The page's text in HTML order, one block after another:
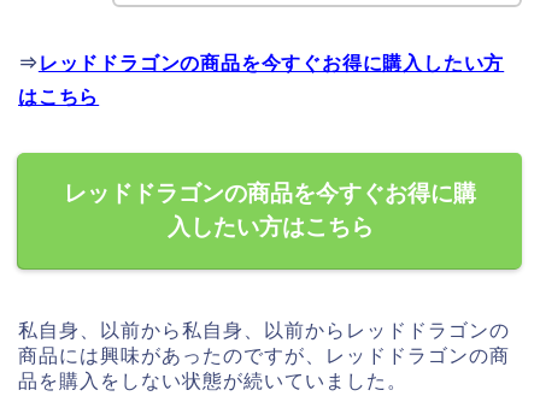
⇒ レッドドラゴンの商品を今すぐお得に購入したい方
はこちら
レッドドラゴンの商品を今すぐお得に購
入したい方はこちら
私自身、以前から私自身、以前からレッドドラゴンの
商品には興味があったのですが、レッドドラゴンの商
品を購入をしない状態が続いていました。